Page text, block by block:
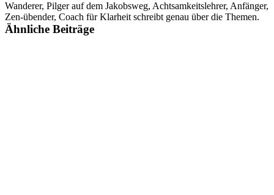
Wanderer, Pilger auf dem Jakobsweg, Achtsamkeitslehrer, Anfänger,
Zen-übender, Coach für Klarheit schreibt genau über die Themen.
Ähnliche Beiträge